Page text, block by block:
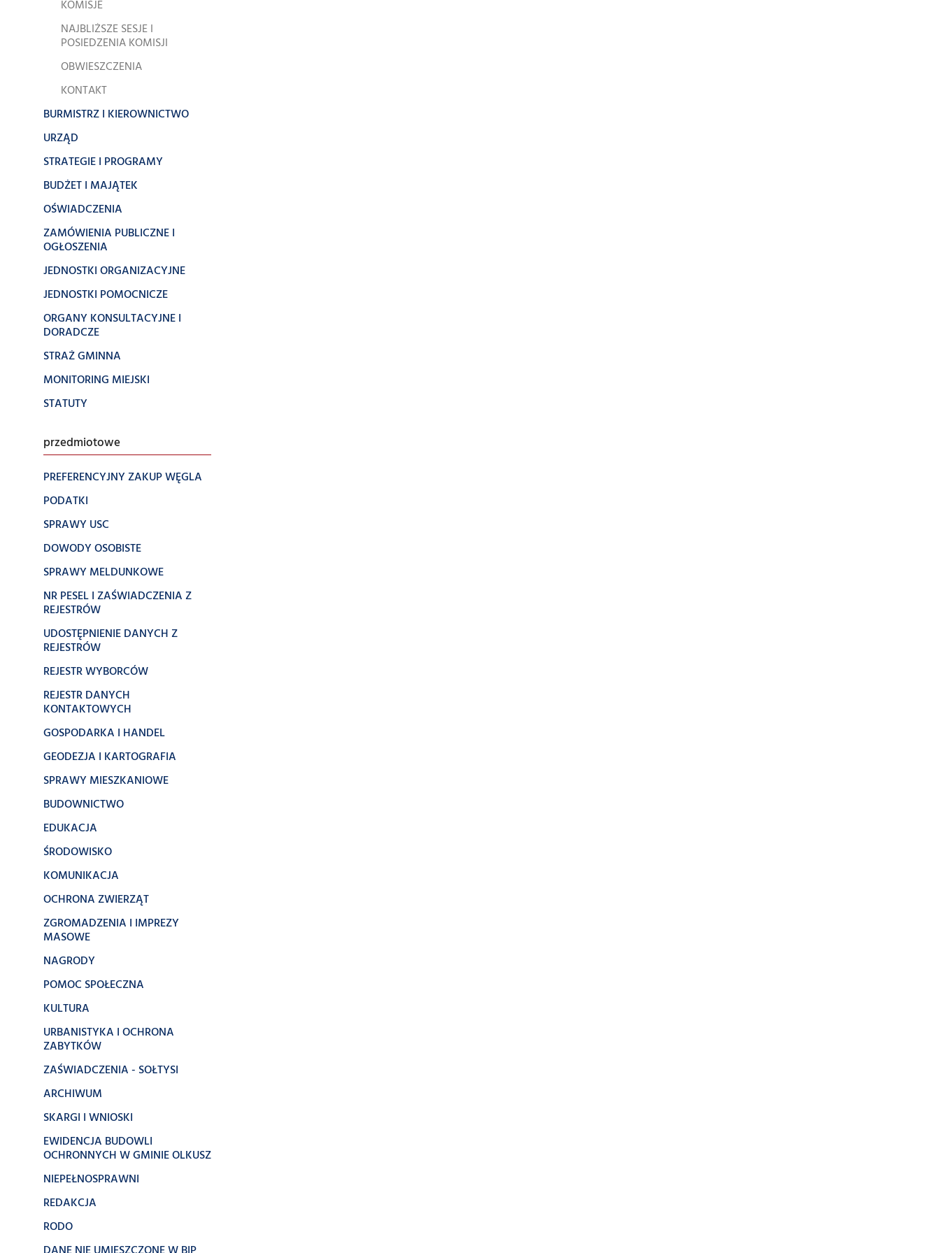
KOMISJE
NAJBLIŻSZE SESJE I
POSIEDZENIA KOMISJI
OBWIESZCZENIA
KONTAKT
BURMISTRZ I KIEROWNICTWO
URZĄD
STRATEGIE I PROGRAMY
BUDŻET I MAJĄTEK
OŚWIADCZENIA
ZAMÓWIENIA PUBLICZNE I
OGŁOSZENIA
JEDNOSTKI ORGANIZACYJNE
JEDNOSTKI POMOCNICZE
ORGANY KONSULTACYJNE I
DORADCZE
STRAŻ GMINNA
MONITORING MIEJSKI
STATUTY
przedmiotowe
PREFERENCYJNY ZAKUP WĘGLA
PODATKI
SPRAWY USC
DOWODY OSOBISTE
SPRAWY MELDUNKOWE
NR PESEL I ZAŚWIADCZENIA Z
REJESTRÓW
UDOSTĘPNIENIE DANYCH Z
REJESTRÓW
REJESTR WYBORCÓW
REJESTR DANYCH
KONTAKTOWYCH
GOSPODARKA I HANDEL
GEODEZJA I KARTOGRAFIA
SPRAWY MIESZKANIOWE
BUDOWNICTWO
EDUKACJA
ŚRODOWISKO
KOMUNIKACJA
OCHRONA ZWIERZĄT
ZGROMADZENIA I IMPREZY
MASOWE
NAGRODY
POMOC SPOŁECZNA
KULTURA
URBANISTYKA I OCHRONA
ZABYTKÓW
ZAŚWIADCZENIA - SOŁTYSI
ARCHIWUM
SKARGI I WNIOSKI
EWIDENCJA BUDOWLI
OCHRONNYCH W GMINIE OLKUSZ
NIEPEŁNOSPRAWNI
REDAKCJA
RODO